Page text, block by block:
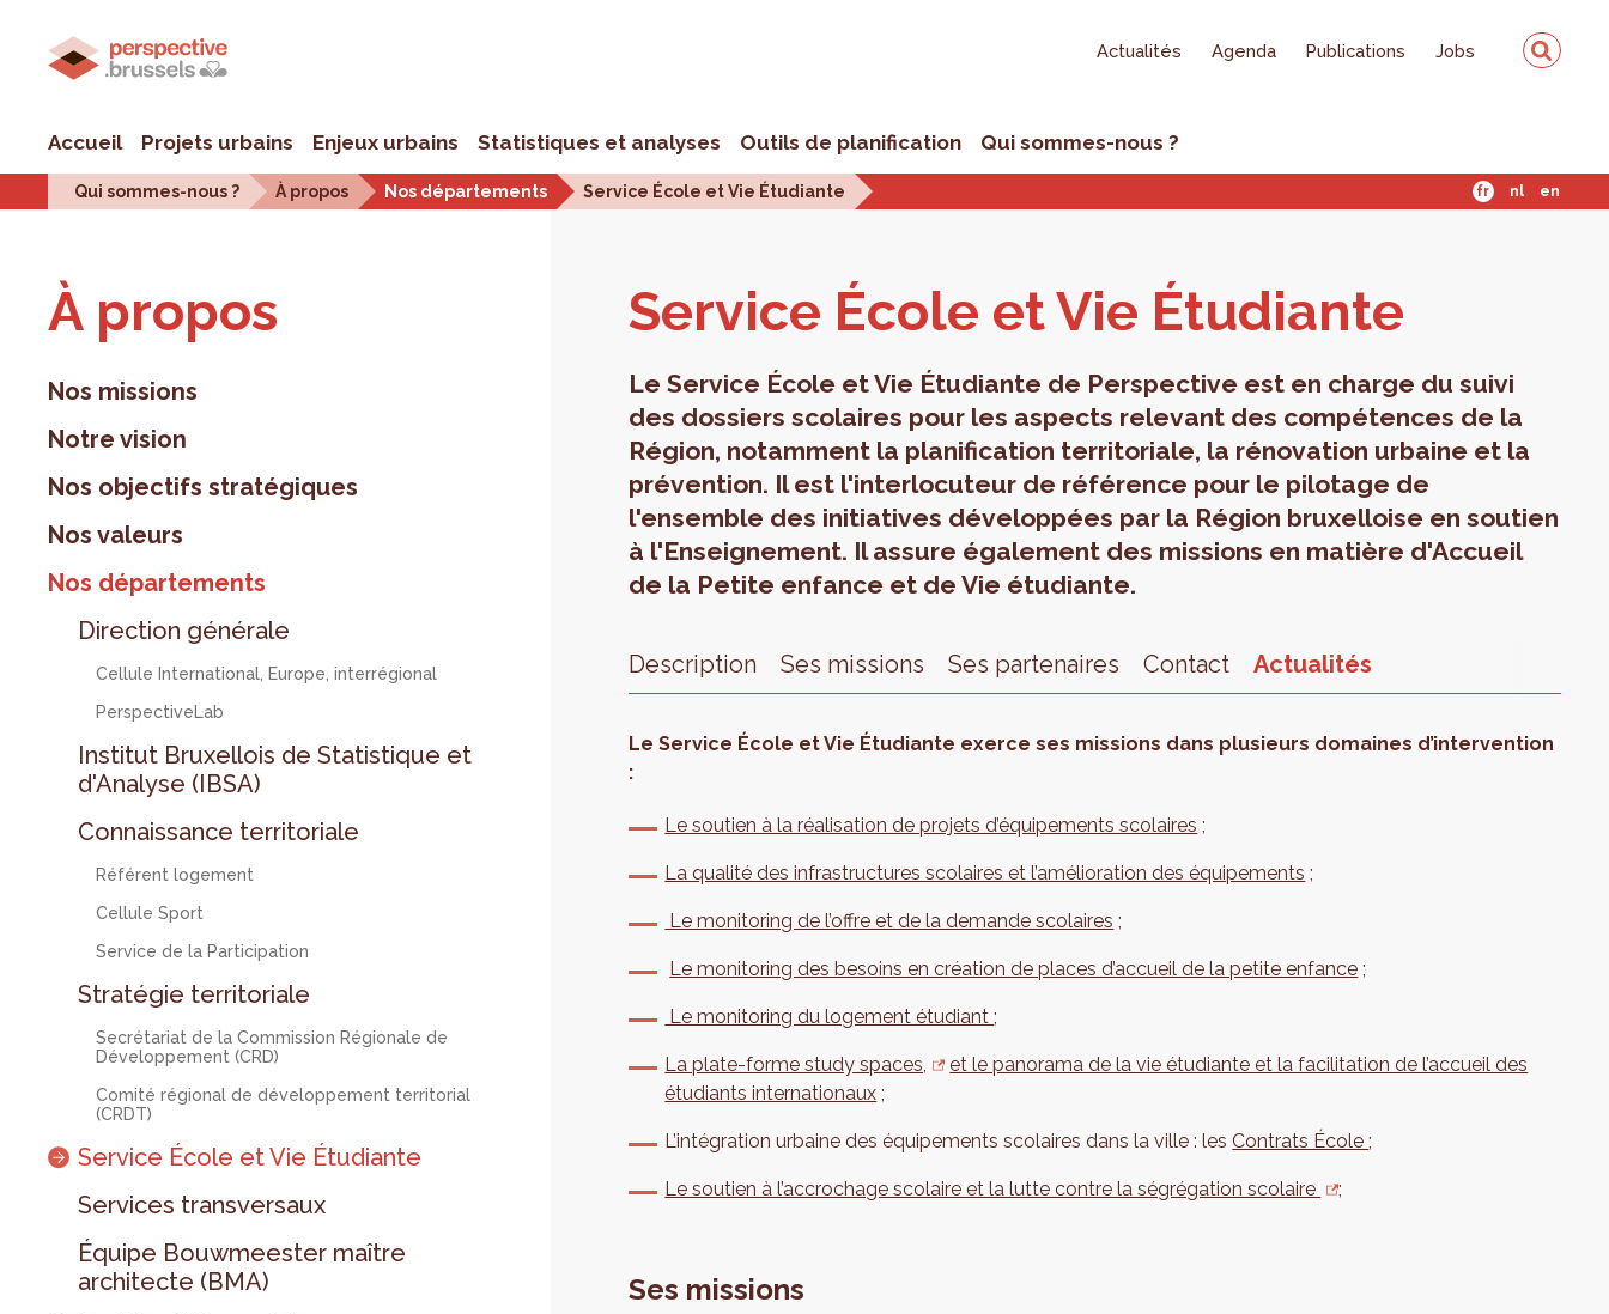
Actualités Agenda Publications Jobs
Accueil Projets urbains Enjeux urbains Statistiques et analyses Outils de planification Qui sommes-nous ?
Qui sommes-nous ? À propos Nos départements Service École et Vie Étudiante fr nl en
À pro­pos
Nos missions
Notre vision
Nos objectifs stratégiques
Nos valeurs
Nos départements
Direction générale
Cellule International, Europe, interrégional
PerspectiveLab
Institut Bruxellois de Statistique et
d'Analyse (IBSA)
Connaissance territoriale
Référent logement
Cellule Sport
Service de la Participation
Stratégie territoriale
Secrétariat de la Commission Régionale de
Développement (CRD)
Comité régional de développement territorial
(CRDT)
Service École et Vie Étudiante
Services transversaux
Équipe Bouwmeester maître
architecte (BMA)
Ser­vice École et Vie Étu­diante
Le Service École et Vie Étudiante de Perspective est en charge du suivi
des dossiers scolaires pour les aspects relevant des compétences de la
Région, notamment la planification territoriale, la rénovation urbaine et la
prévention. Il est l'interlocuteur de référence pour le pilotage de
l'ensemble des initiatives développées par la Région bruxelloise en soutien
à l'Enseignement. Il assure également des missions en matière d'Accueil
de la Petite enfance et de Vie étudiante.
Description Ses missions Ses partenaires Contact Actualités
Le Service École et Vie Étudiante exerce ses missions dans plusieurs domaines d’intervention
:
Le soutien à la réalisation de projets d’équipements scolaires ;
La qualité des infrastructures scolaires et l’amélioration des équipements ;
Le monitoring de l’offre et de la demande scolaires ;
Le monitoring des besoins en création de places d’accueil de la petite enfance ;
Le monitoring du logement étudiant;
La plate-forme study spaces,
et le panorama de la vie étudiante et la facilitation de l’accueil des
étudiants internationaux ;
L’intégration urbaine des équipements scolaires dans la ville : lesContrats École;
Le soutien à l’accrochage scolaire et la lutte contre la ségrégation scolaire ;
Ses missions